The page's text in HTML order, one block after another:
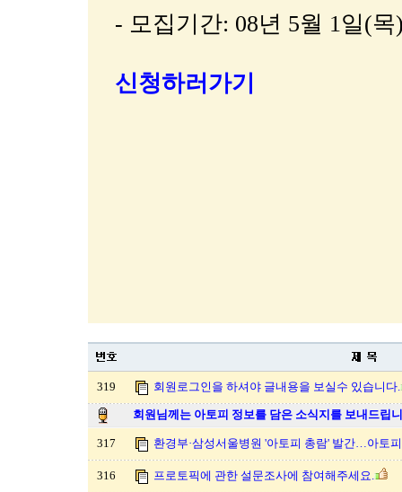
- 모집 기간: 08년 5월 1일(
신청하러가기
319 회원로그인을 하셔야 글내용을 보실수 있습니다.
회원님께는 아토피 정보를 담은 소식지를 보내드립
317 환경부·삼성서울병원 '아토피 총람' 발간…아토
316 프로토픽에 관한 설문조사에 참여해주세요.